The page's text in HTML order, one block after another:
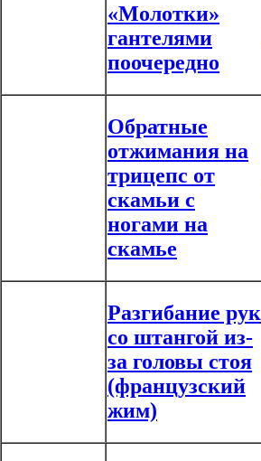
«Молотки»
гантелями
поочередно
Обратные
отжимания на
трицепс от
скамьи с
ногами на
скамье
Разгибание рук
со штангой из-
за головы стоя
(французский
жим)